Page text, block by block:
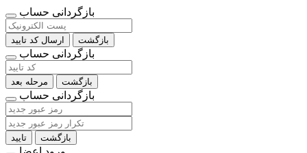
بازگردانی حساب
ارسال کد تایید بازگشت
بازگردانی حساب
مرحله بعد بازگشت
بازگردانی حساب
تایید بازگشت